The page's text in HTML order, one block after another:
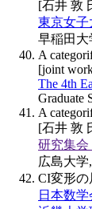
[石井 敦
東京女子
早稲田大
A
[joint
The 4th
Graduate
A
[石井 敦
研究集会
広島大学
CI変形の
日本数学